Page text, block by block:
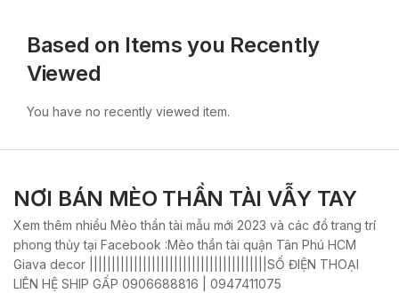
Based on Items you Recently
Viewed
You have no recently viewed item.
NƠI BÁN MÈO THẦN TÀI VẪY TAY
Xem thêm nhiều Mèo thần tài mẫu mới 2023 và các đồ trang trí
phong thủy tại Facebook :Mèo thần tài quận Tân Phú HCM
Giava decor ||||||||||||||||||||||||||||||||||||||||SỐ ĐIỆN THOẠI
LIÊN HỆ SHIP GẤP 0906688816 | 0947411075